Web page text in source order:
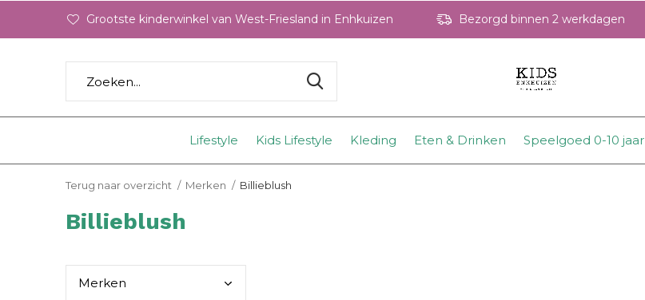
Lifestyle Kids Lifestyle Kleding Eten & Drinken Speelgoed 0-10 jaar
Grootste kinderwinkel van West-Friesland in Enhkuizen Bezorgd binnen 2 werkdagen
Terug naar overzicht Merken Billieblush
Billieblush
Merken